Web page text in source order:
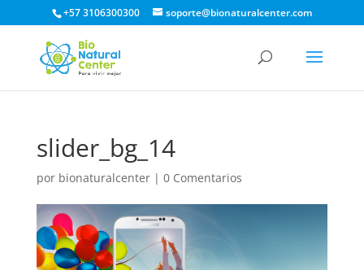
+57 3106300300 soporte@bionaturalcenter.com
slider_bg_14
por bionaturalcenter| 0 Comentarios